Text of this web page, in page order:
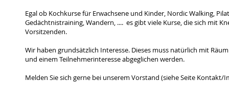
Egal ob Kochkurse für Erwachsene und Kinder, Nordic Walking,
Gedächtnistraining, Wandern, .... es gibt viele Kurse, die sich mit
Vorsitzenden.
Wir haben grundsätzlich Interesse. Dieses muss natürlich mit
und einem Teilnehmerinteresse abgeglichen werden.
Melden Sie sich gerne bei unserem Vorstand (siehe Seite Kontakt/